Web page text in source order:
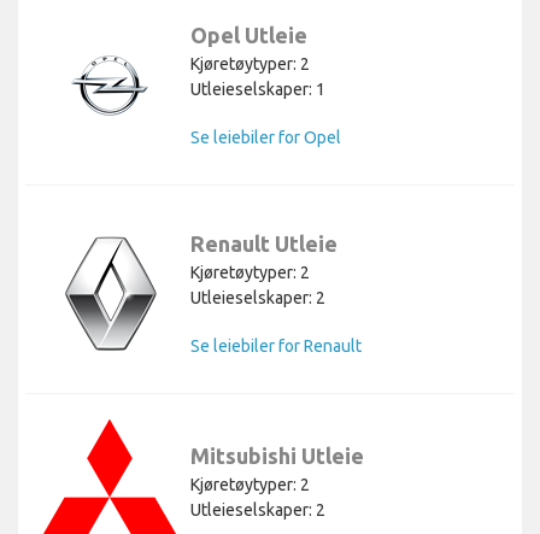
Opel Utleie
Kjøretøytyper: 2
Utleieselskaper: 1
Se leiebiler for Opel
Renault Utleie
Kjøretøytyper: 2
Utleieselskaper: 2
Se leiebiler for Renault
Mitsubishi Utleie
Kjøretøytyper: 2
Utleieselskaper: 2